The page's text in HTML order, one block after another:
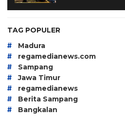
TAG POPULER
# Madura
# regamedianews.com
# Sampang
# Jawa Timur
# regamedianews
# Berita Sampang
#
Bangkalan